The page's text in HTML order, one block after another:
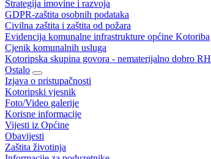
Strategija imovine i razvoja
GDPR-zaštita osobnih podataka
Civilna zaštita i zaštita od požara
Evidencija komunalne infrastrukture općine Kotoriba
Cjenik komunalnih usluga
Kotoripska skupina govora - nematerijalno dobro RH
Ostalo
Izjava o pristupačnosti
Kotoripski vjesnik
Foto/Video galerije
Korisne informacije
Vijesti iz Općine
Obavijesti
Zaštita životinja